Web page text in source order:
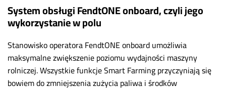
System obsługi FendtONE onboard, czyli jego
wykorzystanie w polu
Stanowisko operatora FendtONE onboard umożliwia
maksymalne zwiększenie poziomu wydajności maszyny
rolniczej. Wszystkie funkcje Smart Farming przyczyniają się
bowiem do zmniejszenia zużycia paliwa i środków